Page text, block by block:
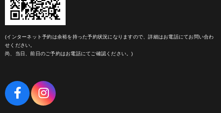
(インターネット予約は余裕を持った予約状況になりますので、詳細はお電話にてお問い合わ
せください。
尚、当日、前日のご予約はお電話にてご確認ください。)